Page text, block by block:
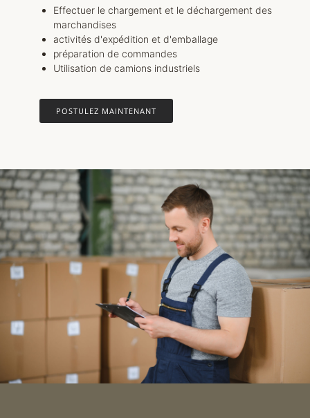
Effectuer le chargement et le déchargement des
marchandises
activités d'expédition et d'emballage
préparation de commandes
Utilisation de camions industriels
POSTULEZ MAINTENANT